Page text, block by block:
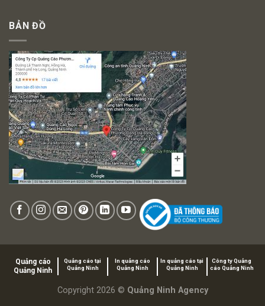
BẢN ĐỒ
Quảng cáo
Quảng Ninh
Quảng cáo tại
Quảng Ninh
In quảng cáo
Quảng Ninh
In quảng cáo tại
Quảng Ninh
Công ty Quảng
cáo Quảng Ninh
Copyright 2026 © Quảng Ninh Agency